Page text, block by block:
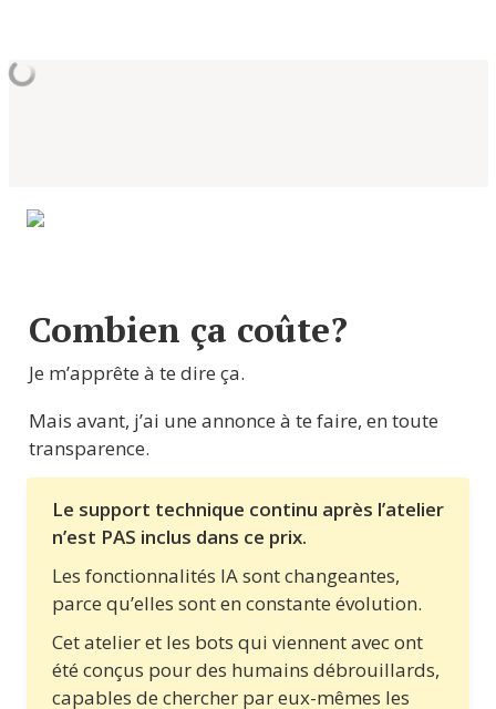
Combien ça coûte?
Je m’apprête à te dire ça.
Mais avant, j’ai une annonce à te faire, en toute
transparence.
Le support technique continu après l’atelier
n’est PAS inclus dans ce prix.
Les fonctionnalités IA sont changeantes,
parce qu’elles sont en constante évolution.
Cet atelier et les bots qui viennent avec ont
été conçus pour des humains débrouillards,
capables de chercher par eux-mêmes les